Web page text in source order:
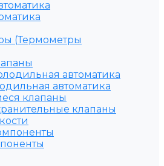
(Термометры
автоматика
клапаны
клапаны